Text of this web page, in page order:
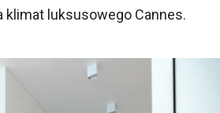
klimat luksusowego Cannes.